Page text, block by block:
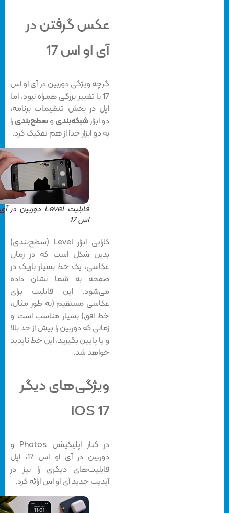
عکس گرفتن در
آی او اس 17
گرچه ویژگی دوربین در آی او اس
17 با تغییر بزرگی همراه نبود، اما
اپل در بخش تنظیمات برنامه،
دو ابزارشبکه‌بندیوسطح‌بندیرا
به دو ابزار جدا از هم تفکیک کرد.
قابلیت Level دوربین در آی او
کارایی ابزار Level (سطح‌بندی)
بدین شکل است که در زمان
عکاسی، یک خط بسیار باریک در
صفحه به شما نشان داده
می‌شود. این قابلیت برای
عکاسی مستقیم (به طور مثال،
خط افق) بسیار مناسب است و
زمانی که دوربین را بیش از حد بالا
و یا پایین بگیرید، این خط ناپدید
خواهد شد.
ویژگی‌های دیگر
iOS 17
در کنار اپلیکیشن Photos و
دوربین در آی او اس 17، اپل
قابلیت‌های دیگری را نیز در
آپدیت جدید آی او اس ارائه کرد.